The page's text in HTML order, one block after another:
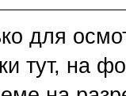
для
тут, на